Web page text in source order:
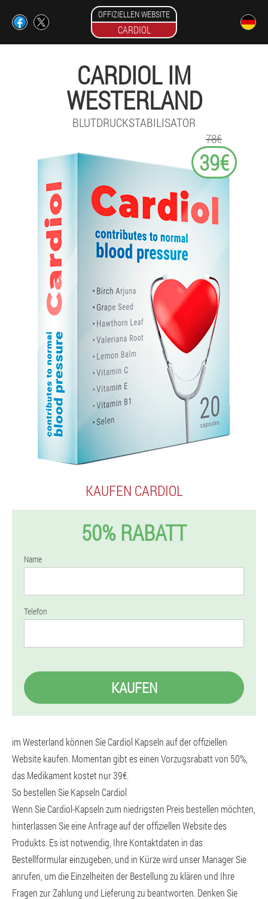
OFFIZIELLEN WEBSITE
CARDIOL
CARDIOL IM
WESTERLAND
BLUTDRUCKSTABILISATOR
78€
39€
KAUFEN CARDIOL
50% RABATT
Name
Telefon
KAUFEN
im Westerland können Sie Cardiol Kapseln auf der offiziellen
Website kaufen. Momentan gibt es einen Vorzugsrabatt von 50%,
das Medikament kostet nur 39€.
So bestellen Sie Kapseln Cardiol
Wenn Sie Cardiol-Kapseln zum niedrigsten Preis bestellen möchten,
hinterlassen Sie eine Anfrage auf der offiziellen Website des
Produkts. Es ist notwendig, Ihre Kontaktdaten in das
Bestellformular einzugeben, und in Kürze wird unser Manager Sie
anrufen, um die Einzelheiten der Bestellung zu klären und Ihre
Fragen zur Zahlung und Lieferung zu beantworten. Denken Sie